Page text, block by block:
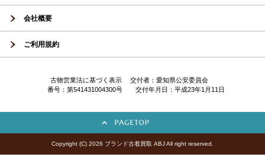
会社概要
ご利用規約
古物営業法に基づく表示 交付者：愛知県公安委員会
番号：第541431004300号 交付年月日：平成23年1月11日
Copyright (C) 2026 ブランド古着買取 ABJ All right reserved.